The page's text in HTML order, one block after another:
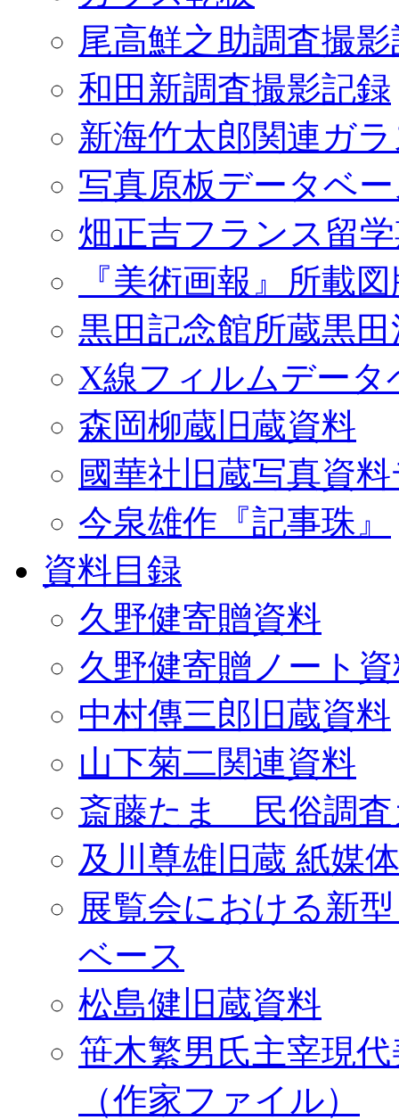
尾高鮮之助調査撮
和田新調査撮影記録
新海竹太郎関連ガ
写真原板データベ
畑正吉フランス留
『美術画報』所載
黒田記念館所蔵黒
X線フィルムデータ
森岡柳蔵旧蔵資料
國華社旧蔵写真資
今泉雄作『記事珠』
資料目録
久野健寄贈資料
久野健寄贈ノート
中村傳三郎旧蔵資料
山下菊二関連資料
斎藤たま 民俗調査
及川尊雄旧蔵 紙媒
展覧会における新
ベース
松島健旧蔵資料
笹木繁男氏主宰現
（作家ファイル）